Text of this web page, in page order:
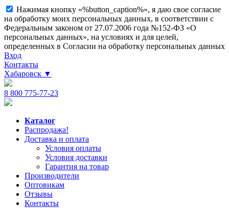
Нажимая кнопку «%button_caption%», я даю свое согласие
на обработку моих персональных данных, в соответствии с
Федеральным законом от 27.07.2006 года №152-ФЗ «О
персональных данных», на условиях и для целей,
определенных в Согласии на обработку персональных данных
Вход
Контакты
Хабаровск ▼
8 800 775-77-23
Каталог
Распродажа!
Доставка и оплата
Условия оплаты
Условия доставки
Гарантия на товар
Производители
Оптовикам
Отзывы
Контакты